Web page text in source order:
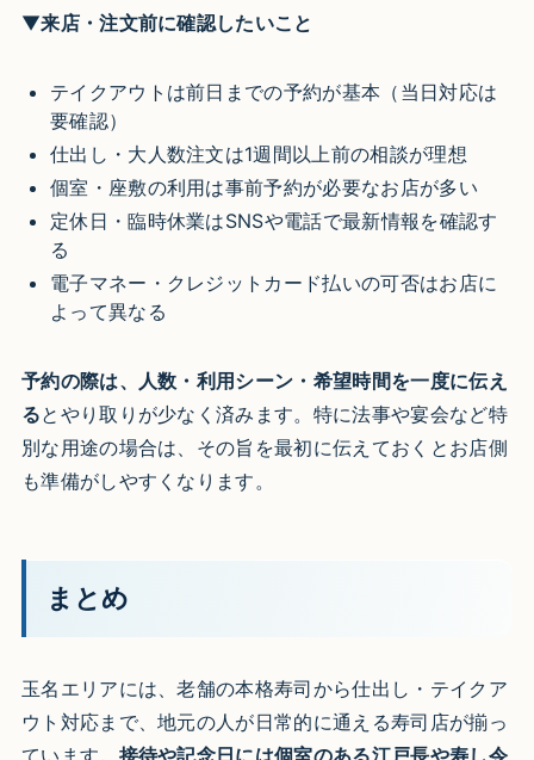
▼来店・注文前に確認したいこと
テイクアウトは前日までの予約が基本（当日対応は
要確認）
仕出し・大人数注文は1週間以上前の相談が理想
個室・座敷の利用は事前予約が必要なお店が多い
定休日・臨時休業はSNSや電話で最新情報を確認す
る
電子マネー・クレジットカード払いの可否はお店に
よって異なる
予約の際は、人数・利用シーン・希望時間を一度に伝え
るとやり取りが少なく済みます。特に法事や宴会など特
別な用途の場合は、その旨を最初に伝えておくとお店側
も準備がしやすくなります。
まとめ
玉名エリアには、老舗の本格寿司から仕出し・テイクア
ウト対応まで、地元の人が日常的に通える寿司店が揃っ
ています。 接待や記念日には個室のある江戸長や寿し令